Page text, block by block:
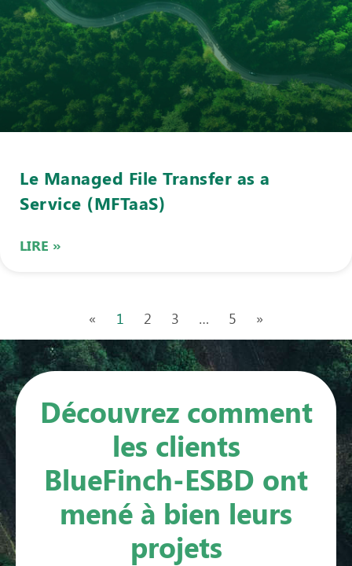
Le Managed File Transfer as a
Service (MFTaaS)
LIRE »
« 1 2 3 … 5 »
Découvrez comment
les clients
BlueFinch-ESBD ont
mené à bien leurs
projets